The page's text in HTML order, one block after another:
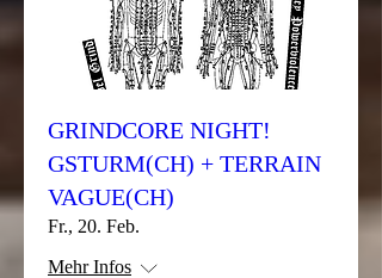
GRINDCORE NIGHT!
GSTURM(CH) + TERRAIN
VAGUE(CH)
Fr., 20. Feb.
Mehr Infos